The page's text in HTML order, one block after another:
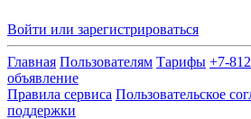
Войти или зарегистрироваться
Главная Пользователям Тарифы +7-
объявление
Правила сервиса Пользовательское
поддержки